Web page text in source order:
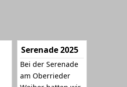
Serenade 2025
Bei der Serenade
am Oberrieder